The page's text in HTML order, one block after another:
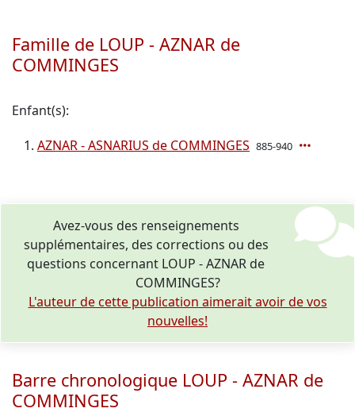
Famille de LOUP - AZNAR de
COMMINGES
Enfant(s):
AZNAR - ASNARIUS de COMMINGES 885-940
Avez-vous des renseignements
supplémentaires, des corrections ou des
questions concernant LOUP - AZNAR de
COMMINGES?
L'auteur de cette publication aimerait avoir de vos
nouvelles!
Barre chronologique LOUP - AZNAR de
COMMINGES